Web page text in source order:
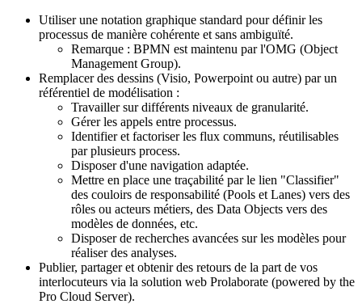
Utiliser une notation graphique standard pour définir les
processus de manière cohérente et sans ambiguïté.
Remarque : BPMN est maintenu par l'OMG (Object
Management Group).
Remplacer des dessins (Visio, Powerpoint ou autre) par un
référentiel de modélisation :
Travailler sur différents niveaux de granularité.
Gérer les appels entre processus.
Identifier et factoriser les flux communs, réutilisables
par plusieurs process.
Disposer d'une navigation adaptée.
Mettre en place une traçabilité par le lien "Classifier"
des couloirs de responsabilité (Pools et Lanes) vers des
rôles ou acteurs métiers, des Data Objects vers des
modèles de données, etc.
Disposer de recherches avancées sur les modèles pour
réaliser des analyses.
Publier, partager et obtenir des retours de la part de vos
interlocuteurs via la solution web Prolaborate (powered by the
Pro Cloud Server).